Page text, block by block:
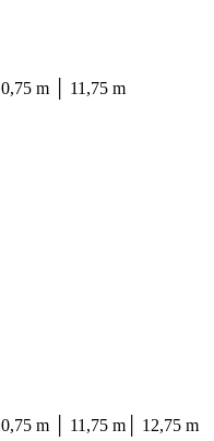
m │ 11,75 m
m │ 11,75 m│ 12,75 m